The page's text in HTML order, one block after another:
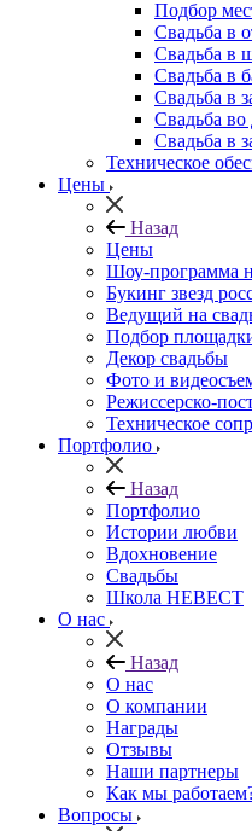
Подбор
Свадьба в
Свадьба в
Свадьба в
Свадьба в
Свадьба во
Свадьба в
Техническое
Цены
Назад
Цены
Шоу-программа
Букинг звезд
Ведущий на
Подбор
Декор свадьбы
Фото и
Режиссерско-
Техническое
Портфолио
Назад
Портфолио
Истории любви
Вдохновение
Свадьбы
Школа НЕВЕСТ
О нас
Назад
О нас
О компании
Награды
Отзывы
Наши партнеры
Как мы
Вопросы